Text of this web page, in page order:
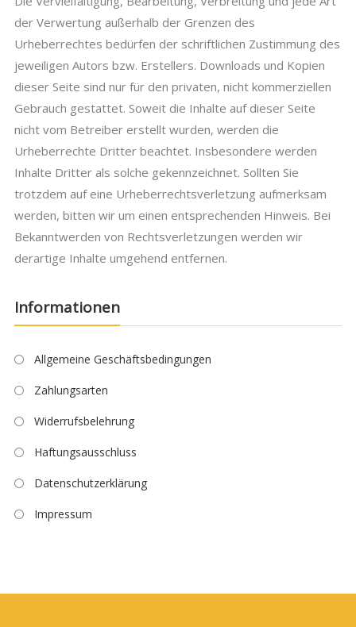
der Verwertung außerhalb der Grenzen des
Urheberrechtes bedürfen der schriftlichen Zustimmung des
jeweiligen Autors bzw. Erstellers. Downloads und Kopien
dieser Seite sind nur für den privaten, nicht kommerziellen
Gebrauch gestattet. Soweit die Inhalte auf dieser Seite
nicht vom Betreiber erstellt wurden, werden die
Urheberrechte Dritter beachtet. Insbesondere werden
Inhalte Dritter als solche gekennzeichnet. Sollten Sie
trotzdem auf eine Urheberrechtsverletzung aufmerksam
werden, bitten wir um einen entsprechenden Hinweis. Bei
Bekanntwerden von Rechtsverletzungen werden wir
derartige Inhalte umgehend entfernen.
Informationen
Allgemeine Geschäftsbedingungen
Zahlungsarten
Widerrufsbelehrung
Haftungsausschluss
Datenschutzerklärung
Impressum